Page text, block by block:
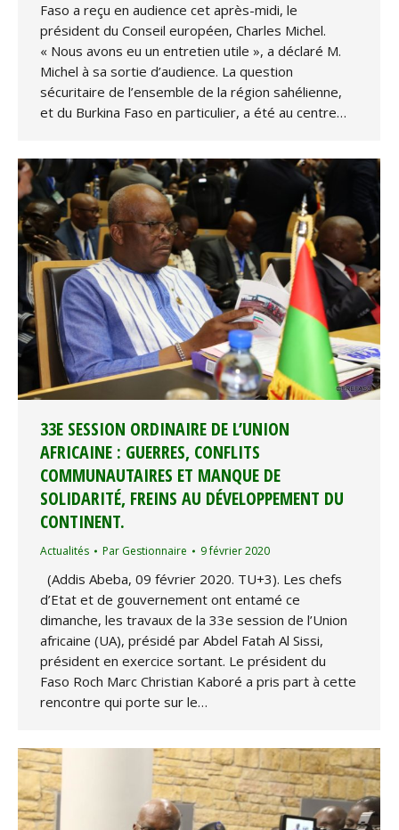
Faso a reçu en audience cet après-midi, le
président du Conseil européen, Charles Michel.
« Nous avons eu un entretien utile », a déclaré M.
Michel à sa sortie d’audience. La question
sécuritaire de l’ensemble de la région sahélienne,
et du Burkina Faso en particulier, a été au centre…
33E SESSION ORDINAIRE DE L’UNION
AFRICAINE : GUERRES, CONFLITS
COMMUNAUTAIRES ET MANQUE DE
SOLIDARITÉ, FREINS AU DÉVELOPPEMENT DU
CONTINENT.
Actualités Par Gestionnaire 9 février 2020
(Addis Abeba, 09 février 2020. TU+3). Les chefs
d’Etat et de gouvernement ont entamé ce
dimanche, les travaux de la 33e session de l’Union
africaine (UA), présidé par Abdel Fatah Al Sissi,
président en exercice sortant. Le président du
Faso Roch Marc Christian Kaboré a pris part à cette
rencontre qui porte sur le…